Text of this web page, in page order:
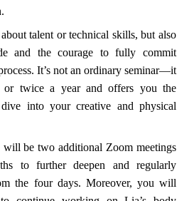
talent or technical skills, but also
and the courage to fully commit
It’s not an ordinary seminar—it
or twice a year and offers you the
into your creative and physical
will be two additional Zoom meetings
to further deepen and regularly
the four days. Moreover, you will